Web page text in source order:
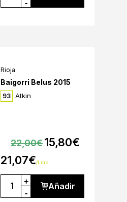
-
Rioja
Baigorri Belus 2015
93 Atkin
22,00€15,80€
21,07€/Litro
+
-
Añadir